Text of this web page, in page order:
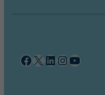
Facebook X LinkedIn InstagramYouTube